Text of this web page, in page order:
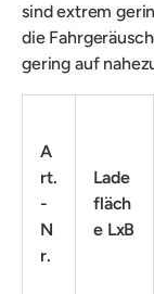
sind extrem
die
gering auf
A
rt.
-
N
r.
Lade
fläch
e LxB